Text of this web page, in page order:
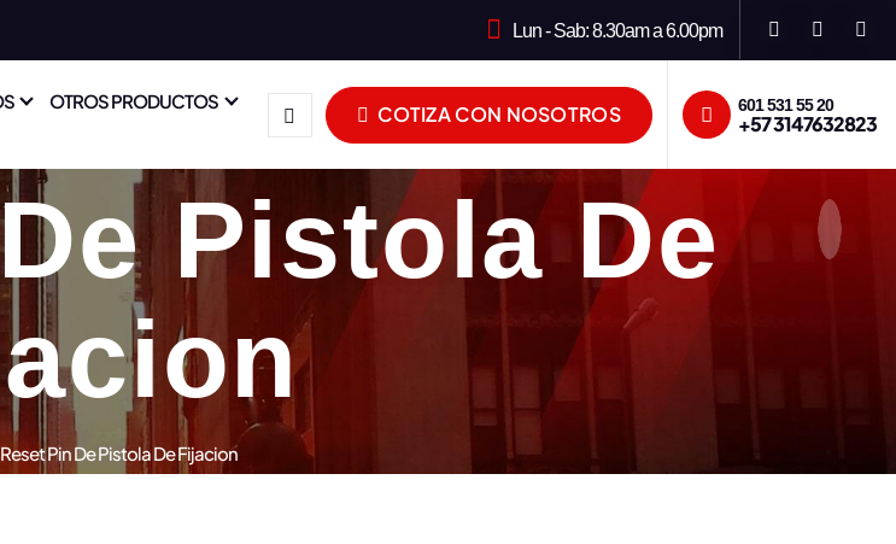
Lun - Sab: 8.30am a 6.00pm
OTROS PRODUCTOS
COTIZA CON NOSOTROS 601 531 55 20
+57 3147632823
Pistola De
Reset Pin De Pistola De Fijacion